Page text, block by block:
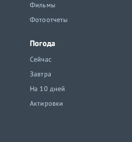
Фильмы
Фотоотчеты
Погода
Сейчас
Завтра
На 10 дней
Актировки